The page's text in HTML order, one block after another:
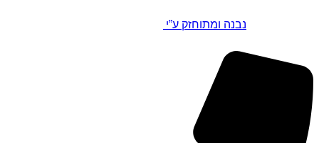
נבנה ומתוחזק ע”י